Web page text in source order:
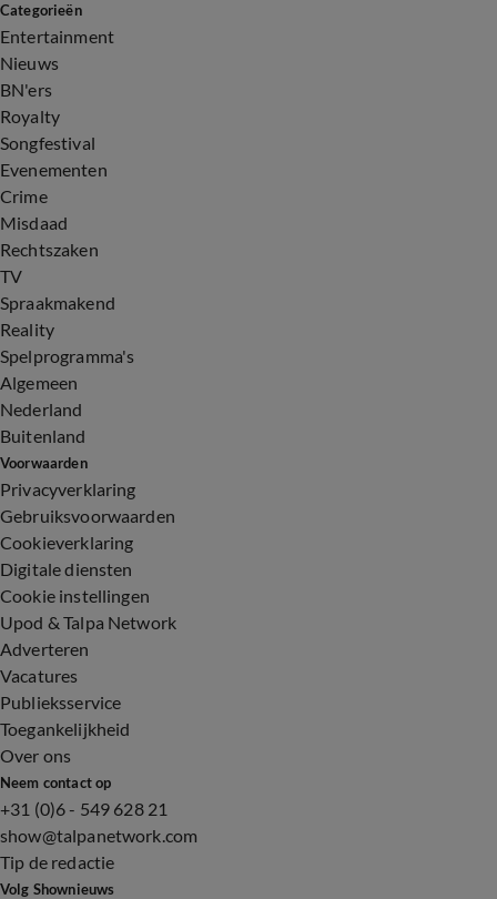
Categorieën
Entertainment
Nieuws
BN'ers
Royalty
Songfestival
Evenementen
Crime
Misdaad
Rechtszaken
TV
Spraakmakend
Reality
Spelprogramma's
Algemeen
Nederland
Buitenland
Voorwaarden
Privacyverklaring
Gebruiksvoorwaarden
Cookieverklaring
Digitale diensten
Cookie instellingen
Upod & Talpa Network
Adverteren
Vacatures
Publieksservice
Toegankelijkheid
Over ons
Neem contact op
+31 (0)6 - 549 628 21
show@talpanetwork.com
Tip de redactie
Volg Shownieuws